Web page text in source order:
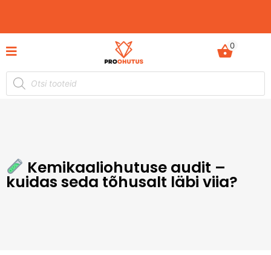
Ohutusjuhendid hetkel -50% soodustusega!
0
Kemikaaliohutuse audit –
kuidas seda tõhusalt läbi viia?